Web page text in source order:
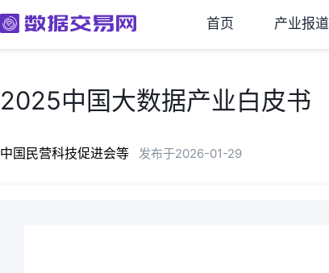
首页 产业报道
2025中国大数据产业白皮书
中国民营科技促进会等 发布于2026-01-29